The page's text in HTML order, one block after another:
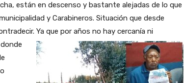
están en descenso y bastante alejadas de lo que
y Carabineros. Situación que desde
Ya que por años no hay cercanía ni